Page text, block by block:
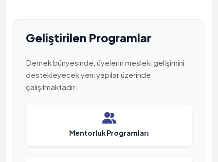
Geliştirilen Programlar
Dernek bünyesinde, üyelerin mesleki gelişimini
destekleyecek yeni yapılar üzerinde
çalışılmaktadır:
Mentorluk Programları